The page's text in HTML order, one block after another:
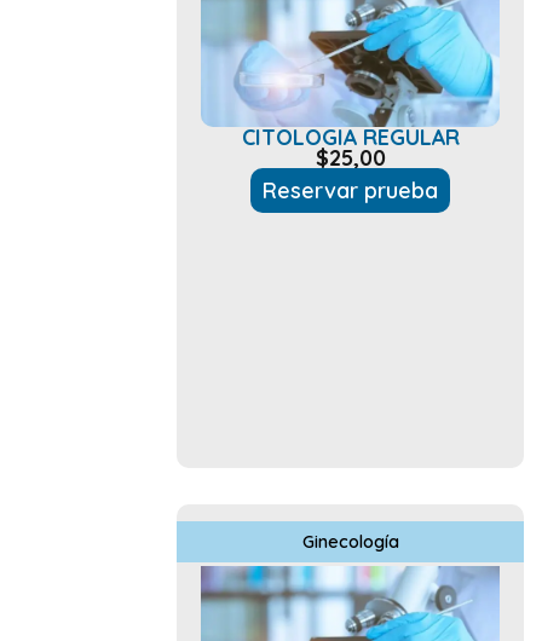
CITOLOGIA REGULAR
$25,00
Reservar prueba
Ginecología